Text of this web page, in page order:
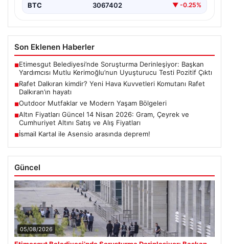
BTC 3067402 ▼ -0.25%
Son Eklenen Haberler
■Etimesgut Belediyesi’nde Soruşturma Derinleşiyor: Başkan
Yardımcısı Mutlu Kerimoğlu’nun Uyuşturucu Testi Pozitif Çıktı
■Rafet Dalkıran kimdir? Yeni Hava Kuvvetleri Komutanı Rafet
Dalkıran’ın hayatı
■Outdoor Mutfaklar ve Modern Yaşam Bölgeleri
■Altın Fiyatları Güncel 14 Nisan 2026: Gram, Çeyrek ve
Cumhuriyet Altını Satış ve Alış Fiyatları
■İsmail Kartal ile Asensio arasında deprem!
Güncel
05/08/2026